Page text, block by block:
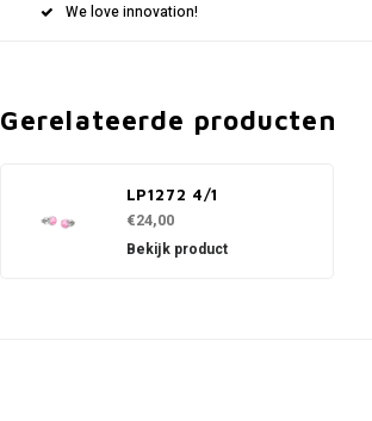
We love innovation!
Gerelateerde producten
LP1272 4/1
€24,00
Bekijk product